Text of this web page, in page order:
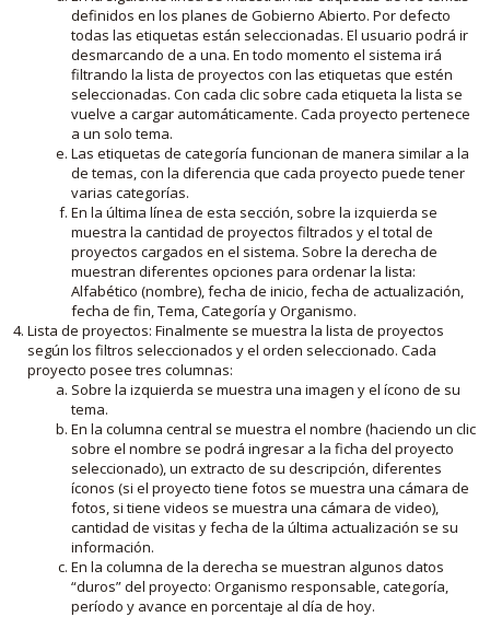
definidos en los planes de Gobierno Abierto. Por defecto
todas las etiquetas están seleccionadas. El usuario podrá ir
desmarcando de a una. En todo momento el sistema irá
filtrando la lista de proyectos con las etiquetas que estén
seleccionadas. Con cada clic sobre cada etiqueta la lista se
vuelve a cargar automáticamente. Cada proyecto pertenece
a un solo tema.
Las etiquetas de categoría funcionan de manera similar a la
de temas, con la diferencia que cada proyecto puede tener
varias categorías.
En la última línea de esta sección, sobre la izquierda se
muestra la cantidad de proyectos filtrados y el total de
proyectos cargados en el sistema. Sobre la derecha de
muestran diferentes opciones para ordenar la lista:
Alfabético (nombre), fecha de inicio, fecha de actualización,
fecha de fin, Tema, Categoría y Organismo.
Lista de proyectos: Finalmente se muestra la lista de proyectos
según los filtros seleccionados y el orden seleccionado. Cada
proyecto posee tres columnas:
Sobre la izquierda se muestra una imagen y el ícono de su
tema.
En la columna central se muestra el nombre (haciendo un clic
sobre el nombre se podrá ingresar a la ficha del proyecto
seleccionado), un extracto de su descripción, diferentes
íconos (si el proyecto tiene fotos se muestra una cámara de
fotos, si tiene videos se muestra una cámara de video),
cantidad de visitas y fecha de la última actualización se su
información.
En la columna de la derecha se muestran algunos datos
“duros” del proyecto: Organismo responsable, categoría,
período y avance en porcentaje al día de hoy.